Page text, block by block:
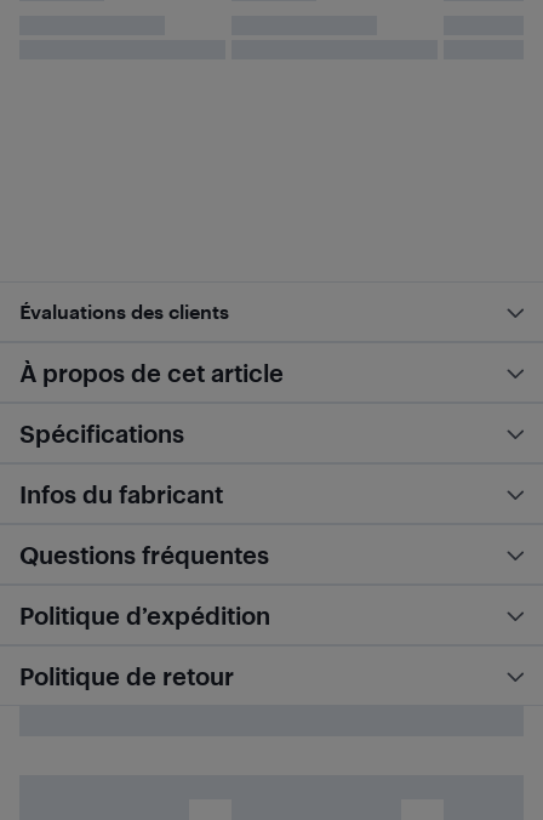
Évaluations des clients
À propos de cet article
Spécifications
Infos du fabricant
Questions fréquentes
Politique d’expédition
Politique de retour